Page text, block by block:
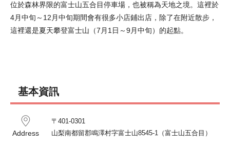
位於森林界限的富士山五合目停車場，也被稱為天地之境。這裡於
4月中旬～12月中旬期間會有很多小店鋪出店，除了在附近散步，
這裡還是夏天攀登富士山（7月1日～9月中旬）的起點。
基本資訊
Address
〒401-0301
山梨南都留郡鳴澤村字富士山8545-1（富士山五合目）